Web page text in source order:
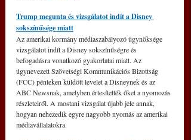
Trump megunta és vizsgálatot indít a Disney
sokszínűsége miatt
Az amerikai kormány médiaszabályozó ügynöksége
vizsgálatot indít a Disney sokszínűségre és
befogadásra vonatkozó gyakorlatai miatt. Az
úgynevezett Szövetségi Kommunikációs Bizottság
(FCC) pénteken küldött levelet a Disneynek és az
ABC Newsnak, amelyben értesítették őket a nyomozás
részleteiről. A mostani vizsgálat újabb jele annak,
hogyan nehezedik egyre nagyobb nyomás az amerikai
médiavállalatokra.